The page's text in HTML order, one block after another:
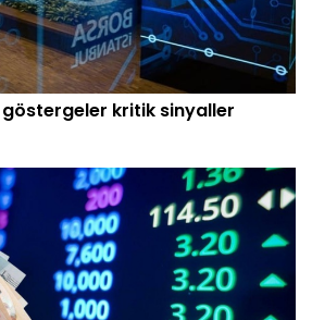
göstergeler kritik sinyaller